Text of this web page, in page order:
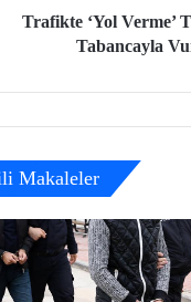
Trafikte ‘Yol Verme’
Tabancayla
Makaleler